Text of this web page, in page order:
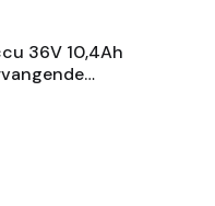
36V 10,4Ah